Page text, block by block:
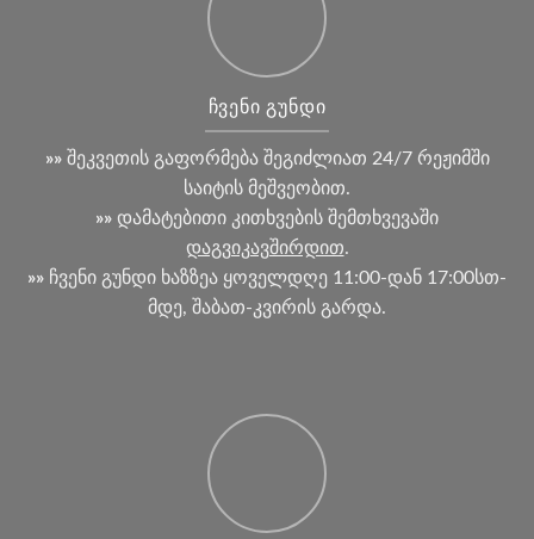
ᲩᲕᲔᲜᲘ ᲒᲣᲜᲓᲘ
»»შეკვეთის გაფორმება შეგიძლიათ 24/7 რეჟიმში
საიტის მეშვეობით.
»» დამატებითი კითხვების შემთხვევაში
დაგვიკავშირდით.
»» ჩვენი გუნდი ხაზზეა ყოველდღე 11:00-დან 17:00სთ-
მდე, შაბათ-კვირის გარდა.